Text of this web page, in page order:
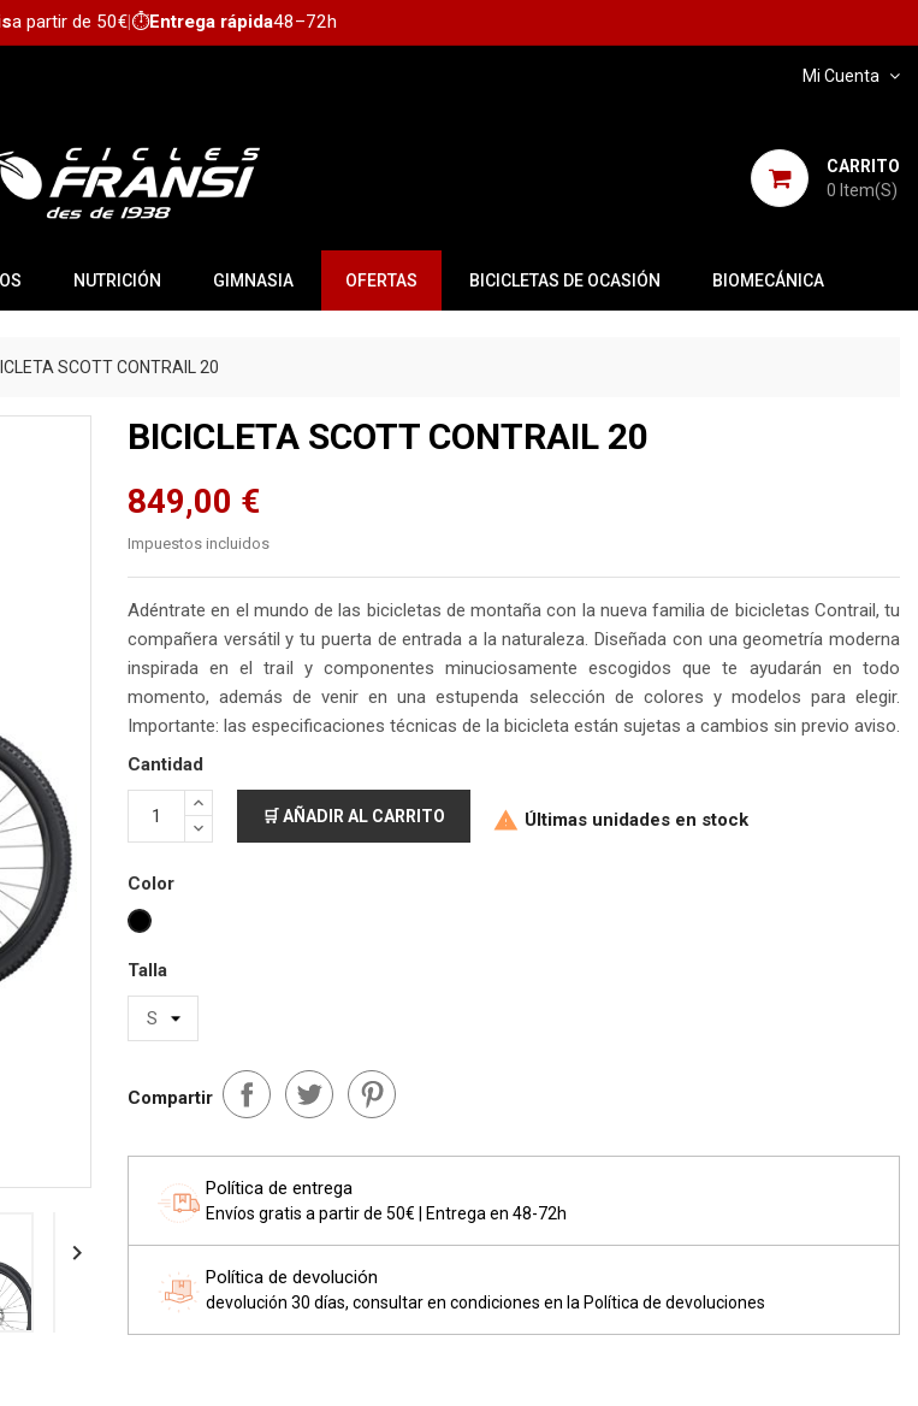
a partir de 50€|⏱️Entrega rápida48–72h
Mi Cuenta
CARRITO
0 Item(s)
NUTRICIÓN GIMNASIA OFERTAS BICICLETAS DE OCASIÓN BIOMECÁNICA
SCOTT CONTRAIL 20

BICICLETA SCOTT CONTRAIL 20
849,00 €
Impuestos incluidos
Adéntrate en el mundo de las bicicletas de montaña con la nueva familia de bicicletas Contrail, tu
compañera versátil y tu puerta de entrada a la naturaleza. Diseñada con una geometría moderna
inspirada en el trail y componentes minuciosamente escogidos que te ayudarán en todo
momento, además de venir en una estupenda selección de colores y modelos para elegir.
Importante: las especificaciones técnicas de la bicicleta están sujetas a cambios sin previo aviso.
Cantidad
🛒 AÑADIR AL CARRITO  Últimas unidades en stock
Color
Negro
Talla
Compartir
Política de entrega
Envíos gratis a partir de 50€ | Entrega en 48-72h
Política de devolución
devolución 30 días, consultar en condiciones en la Política de devoluciones